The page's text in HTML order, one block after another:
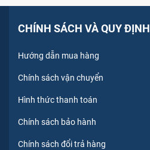
CHÍNH SÁCH VÀ QUY ĐỊNH
Hướng dẫn mua hàng
Chính sách vận chuyển
Hình thức thanh toán
Chính sách bảo hành
Chính sách đổi trả hàng